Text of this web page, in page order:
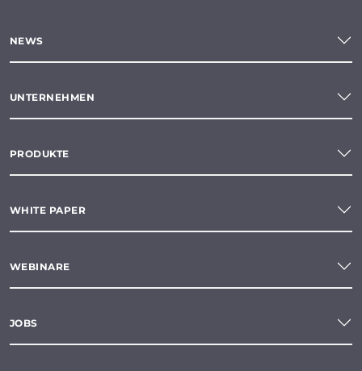
NEWS
UNTERNEHMEN
PRODUKTE
WHITE PAPER
WEBINARE
JOBS